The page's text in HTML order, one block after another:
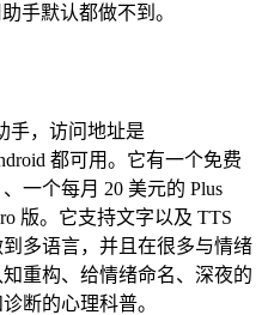
手默认都做不到。
手，访问地址是
都可用。它有一个免费
一个每月 20 美元的 Plus
版。它支持文字以及 TTS
多语言，并且在很多与情绪
重构、给情绪命名、深夜的
断的心理科普。